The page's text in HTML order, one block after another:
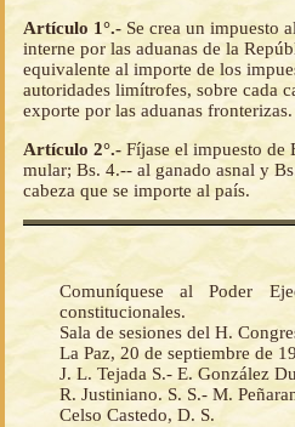
Artículo 1°.- Se crea un impuesto
interne por las aduanas de la
equivalente al importe de los
autoridades limítrofes, sobre cada
exporte por las aduanas fronterizas.
Artículo 2°.- Fíjase el impuesto de
mular; Bs. 4.-- al ganado asnal y
cabeza que se importe al país.
Comuníquese al Poder
constitucionales.
Sala de sesiones del H.
La Paz, 20 de septiembre de
J. L. Tejada S.- E. González
R. Justiniano. S. S.- M.
Celso Castedo, D. S.